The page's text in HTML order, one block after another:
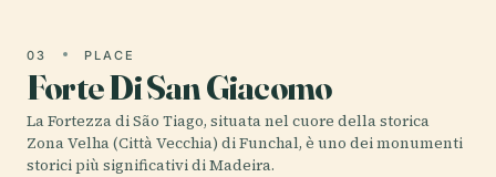
03 PLACE
Forte Di San Giacomo
La Fortezza di São Tiago, situata nel cuore della storica
Zona Velha (Città Vecchia) di Funchal, è uno dei monumenti
storici più significativi di Madeira.